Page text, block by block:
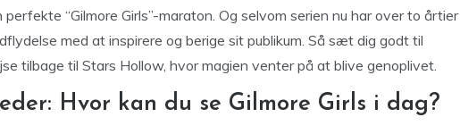
“Gilmore Girls”-maraton. Og selvom serien nu har over to årtier
med at inspirere og berige sit publikum. Så sæt dig godt til
tilbage til Stars Hollow, hvor magien venter på at blive genoplivet.
Hvor kan du se Gilmore Girls i dag?